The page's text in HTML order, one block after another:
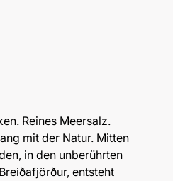
Reines Meersalz.
mit der Natur. Mitten
in den unberührten
entsteht